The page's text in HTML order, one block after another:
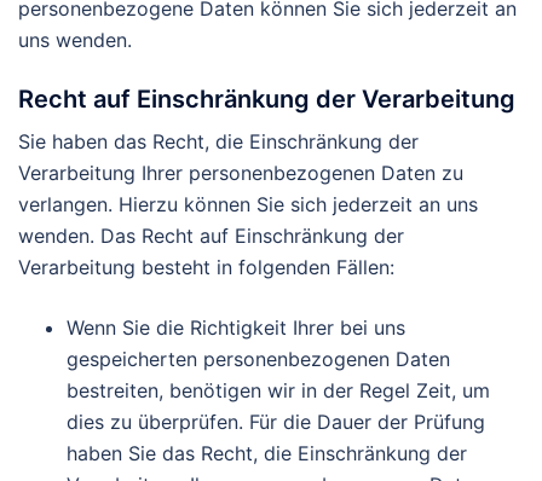
personenbezogene Daten können Sie sich jederzeit an
uns wenden.
Recht auf Einschränkung der Verarbeitung
Sie haben das Recht, die Einschränkung der
Verarbeitung Ihrer personenbezogenen Daten zu
verlangen. Hierzu können Sie sich jederzeit an uns
wenden. Das Recht auf Einschränkung der
Verarbeitung besteht in folgenden Fällen:
Wenn Sie die Richtigkeit Ihrer bei uns
gespeicherten personenbezogenen Daten
bestreiten, benötigen wir in der Regel Zeit, um
dies zu überprüfen. Für die Dauer der Prüfung
haben Sie das Recht, die Einschränkung der